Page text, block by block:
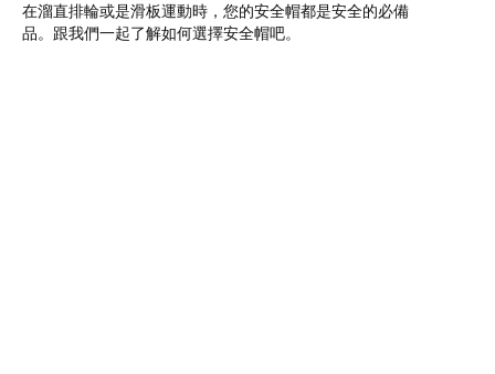
在溜直排輪或是滑板運動時，您的安全帽都是安全的必備
品。跟我們一起了解如何選擇安全帽吧。